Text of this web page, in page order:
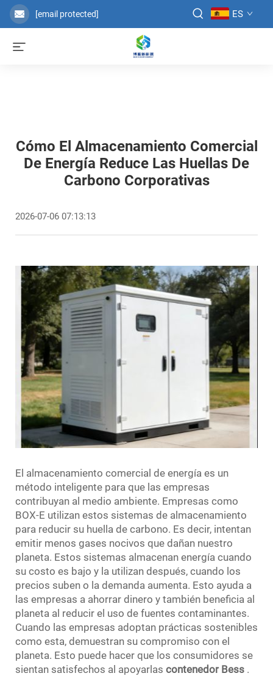
[email protected] ES
Cómo El Almacenamiento Comercial
De Energía Reduce Las Huellas De
Carbono Corporativas
2026-07-06 07:13:13
El almacenamiento comercial de energía es un
método inteligente para que las empresas
contribuyan al medio ambiente. Empresas como
BOX-E utilizan estos sistemas de almacenamiento
para reducir su huella de carbono. Es decir, intentan
emitir menos gases nocivos que dañan nuestro
planeta. Estos sistemas almacenan energía cuando
su costo es bajo y la utilizan después, cuando los
precios suben o la demanda aumenta. Esto ayuda a
las empresas a ahorrar dinero y también beneficia al
planeta al reducir el uso de fuentes contaminantes.
Cuando las empresas adoptan prácticas sostenibles
como esta, demuestran su compromiso con el
planeta. Esto puede hacer que los consumidores se
sientan satisfechos al apoyarlas contenedor Bess .